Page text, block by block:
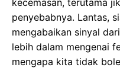
o
o
k
o
n
kecemasan, terutama
penyebabnya. Lantas,
mengabaikan sinyal
lebih dalam mengenai
mengapa kita tidak